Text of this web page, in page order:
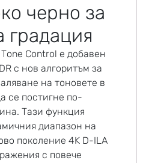
черно за
градация
Control е добавен
с нов алгоритъм за
на тоновете в
се постигне по-
Тази функция
диапазон на
поколение 4K D-ILA
с повече